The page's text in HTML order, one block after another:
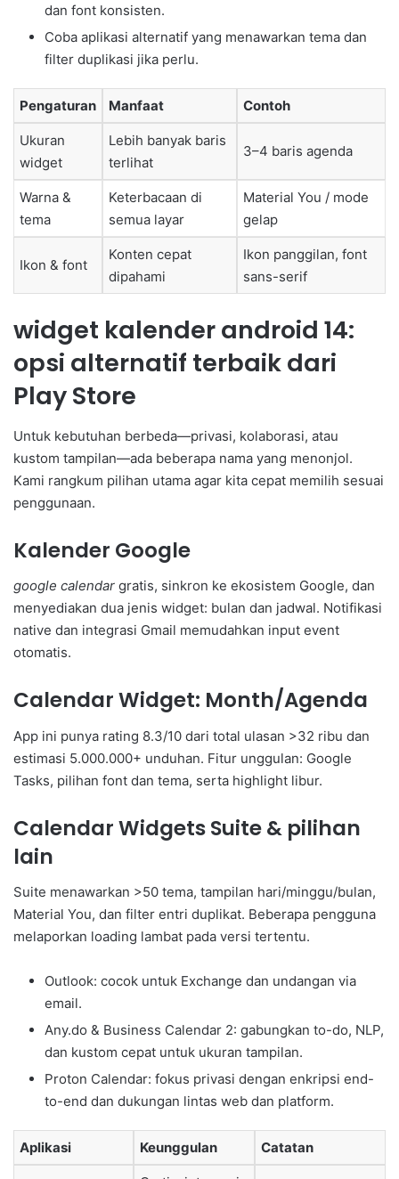
dan font konsisten.
Coba aplikasi alternatif yang menawarkan tema dan
filter duplikasi jika perlu.
Pengaturan Manfaat Contoh
Ukuran
widget
Lebih banyak baris
terlihat
3–4 baris agenda
Warna &
tema
Keterbacaan di
semua layar
Material You / mode
gelap
Ikon & font
Konten cepat
dipahami
Ikon panggilan, font
sans-serif
widget kalender android 14:
opsi alternatif terbaik dari
Play Store
Untuk kebutuhan berbeda—privasi, kolaborasi, atau
kustom tampilan—ada beberapa nama yang menonjol.
Kami rangkum pilihan utama agar kita cepat memilih sesuai
penggunaan.
Kalender Google
google calendar gratis, sinkron ke ekosistem Google, dan
menyediakan dua jenis widget: bulan dan jadwal. Notifikasi
native dan integrasi Gmail memudahkan input event
otomatis.
Calendar Widget: Month/Agenda
App ini punya rating 8.3/10 dari total ulasan >32 ribu dan
estimasi 5.000.000+ unduhan. Fitur unggulan: Google
Tasks, pilihan font dan tema, serta highlight libur.
Calendar Widgets Suite & pilihan
lain
Suite menawarkan >50 tema, tampilan hari/minggu/bulan,
Material You, dan filter entri duplikat. Beberapa pengguna
melaporkan loading lambat pada versi tertentu.
Outlook: cocok untuk Exchange dan undangan via
email.
Any.do & Business Calendar 2: gabungkan to-do, NLP,
dan kustom cepat untuk ukuran tampilan.
Proton Calendar: fokus privasi dengan enkripsi end-
to-end dan dukungan lintas web dan platform.
Aplikasi Keunggulan Catatan